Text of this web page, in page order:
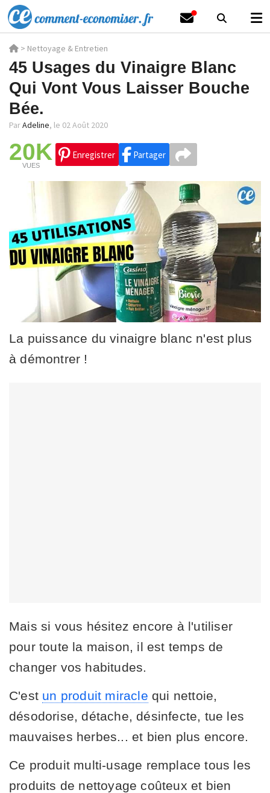
> Nettoyage & Entretien
45 Usages du Vinaigre Blanc
Qui Vont Vous Laisser Bouche
Bée.
ParAdeline, le 02 Août 2020
20K
VUES
Enregistrer Partager
La puissance du vinaigre blanc n'est plus
à démontrer !
Mais si vous hésitez encore à l'utiliser
pour toute la maison, il est temps de
changer vos habitudes.
C'est un produit miracle qui nettoie,
désodorise, détache, désinfecte, tue les
mauvaises herbes... et bien plus encore.
Ce produit multi-usage remplace tous les
produits de nettoyage coûteux et bien